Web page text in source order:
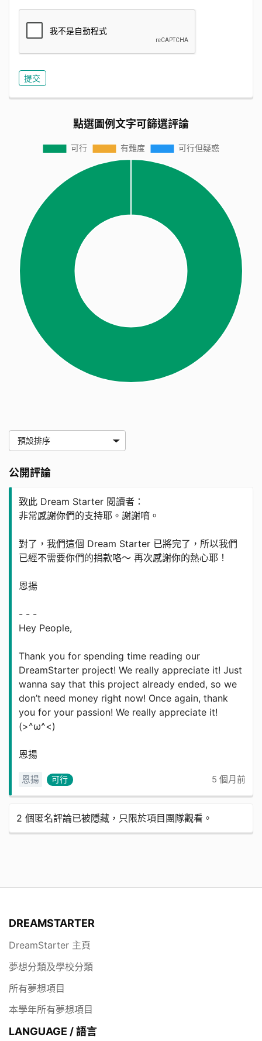
點選圖例文字可篩選評論
公開評論
致此 Dream Starter 閱讀者：
非常感謝你們的支持耶。謝謝唷。
對了，我們這個 Dream Starter 已將完了，所以我們
已經不需要你們的捐款咯～ 再次感謝你的熱心耶！
恩揚
- - -
Hey People,
Thank you for spending time reading our
DreamStarter project! We really appreciate it! Just
wanna say that this project already ended, so we
don’t need money right now! Once again, thank
you for your passion! We really appreciate it!
(>^ω^<)
恩揚
恩揚 可行 5 個月前
2 個匿名評論已被隱藏，只限於項目團隊觀看。
DREAMSTARTER
DreamStarter 主頁
夢想分類及學校分類
所有夢想項目
本學年所有夢想項目
LANGUAGE / 語言